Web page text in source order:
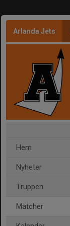
Arlanda Jets
Hem
Nyheter
Truppen
Matcher